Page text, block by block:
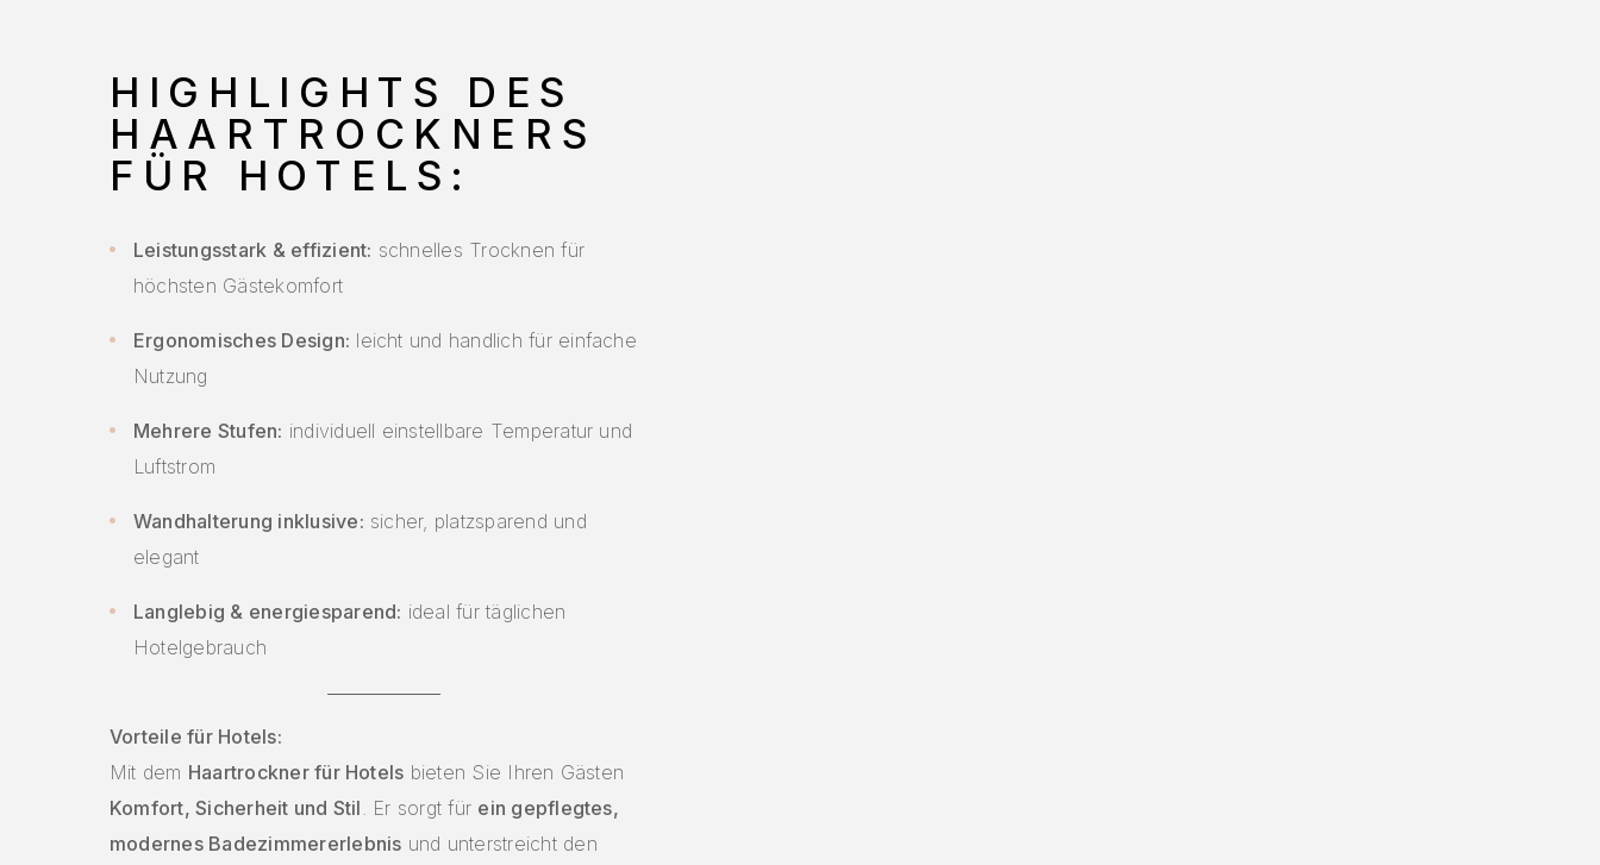
HIGHLIGHTS DES
HAARTROCKNERS
FÜR HOTELS:
Leistungsstark & effizient: schnelles Trocknen für
höchsten Gästekomfort
Ergonomisches Design: leicht und handlich für einfache
Nutzung
Mehrere Stufen: individuell einstellbare Temperatur und
Luftstrom
Wandhalterung inklusive: sicher, platzsparend und
elegant
Langlebig & energiesparend: ideal für täglichen
Hotelgebrauch
Vorteile für Hotels:
Mit dem Haartrockner für Hotels bieten Sie Ihren Gästen
Komfort, Sicherheit und Stil . Er sorgt für ein gepflegtes,
modernes Badezimmererlebnis und unterstreicht den